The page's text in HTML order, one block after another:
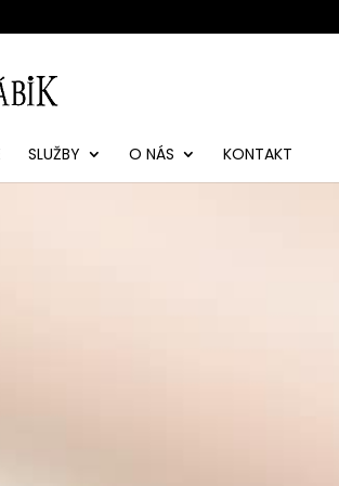
SLUŽBY O NÁS KONTAKT